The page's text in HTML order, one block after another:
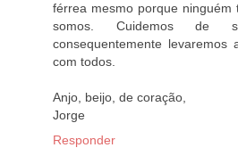
férrea mesmo porque
somos. Cuidemos de
consequentemente levaremos
com todos.
Anjo, beijo, de coração,
Jorge
Responder